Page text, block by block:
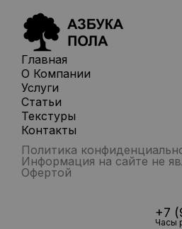
Главная
О Компании
Услуги
Статьи
Текстуры
Контакты
Политика
Информация на сайте не
Офертой
+7
Часы